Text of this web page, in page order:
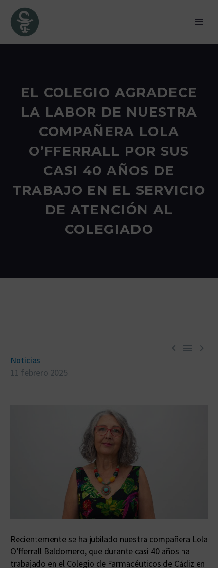
EL COLEGIO AGRADECE
LA LABOR DE NUESTRA
COMPAÑERA LOLA
O’FFERRALL POR SUS
CASI 40 AÑOS DE
TRABAJO EN EL SERVICIO
DE ATENCIÓN AL
COLEGIADO
  
Noticias
11 febrero 2025
Recientemente se ha jubilado nuestra compañera Lola
O’fferrall Baldomero, que durante casi 40 años ha
trabajado en el Colegio de Farmacéuticos de Cádiz en